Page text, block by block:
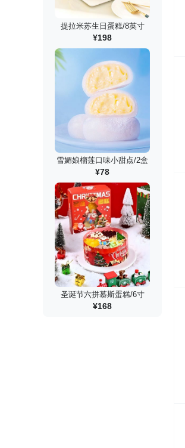
提拉米苏生日蛋糕/8英寸
¥198
雪媚娘榴莲口味小甜点/2盒
¥78
圣诞节六拼慕斯蛋糕/6寸
¥168